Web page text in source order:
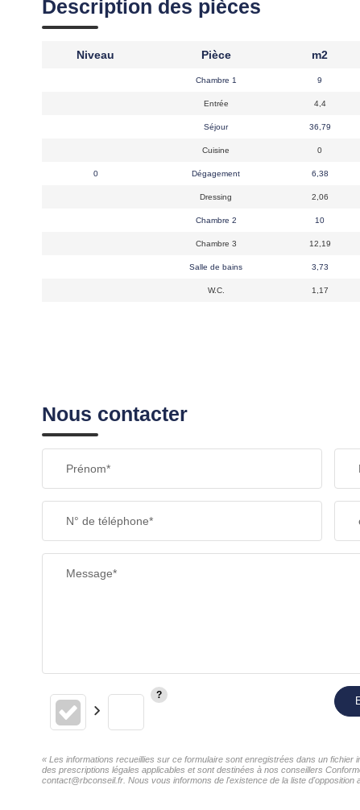
Description des pièces
Niveau Pièce m2
Chambre 1 9
Entrée 4,4
Séjour 36,79
Cuisine 0
0 Dégagement 6,38
Dressing 2,06
Chambre 2 10
Chambre 3 12,19
Salle de bains 3,73
W.C. 1,17
Nous contacter
Prénom*
N° de téléphone*
Message*
« Les informations recueillies sur ce formulaire sont enregistrées dans un
des prescriptions légales applicables et sont destinées à nos conseillers
contact@rbconseil.fr. Nous vous informons de l'existence de la liste